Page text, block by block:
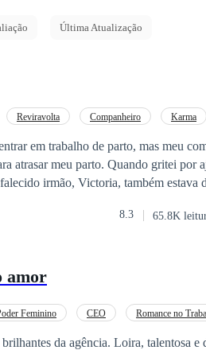
Última Atualização
Reviravolta Companheiro Karma
em trabalho de parto, mas meu
gritei por ajuda, ele apenas
e tremendo, sussurrei: — O
8.3 65.8K
amor
Feminino CEO Romance no
da agência. Loira, talentosa e